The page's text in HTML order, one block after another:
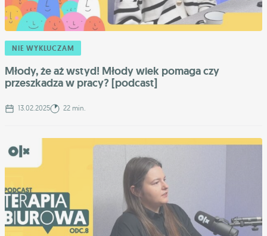
NIE WYKLUCZAM
Młody, że aż wstyd! Młody wiek pomaga czy
przeszkadza w pracy? [podcast]
13.02.2025 22 min.